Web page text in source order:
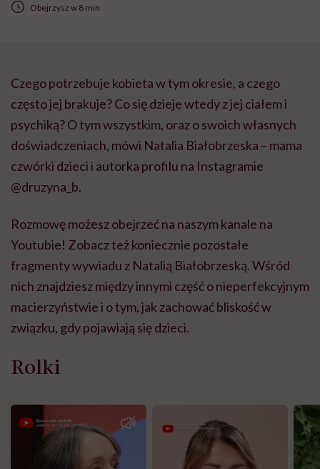
Obejrzysz w 8 min
Czego potrzebuje kobieta w tym okresie, a czego
często jej brakuje? Co się dzieje wtedy z jej ciałem i
psychiką? O tym wszystkim, oraz o swoich własnych
doświadczeniach, mówi Natalia Białobrzeska – mama
czwórki dzieci i autorka profilu na Instagramie
@druzyna_b.
Rozmowę możesz obejrzeć na naszym kanale na
Youtubie! Zobacz też koniecznie pozostałe
fragmenty wywiadu z Natalią Białobrzeską. Wśród
nich znajdziesz między innymi część o nieperfekcyjnym
macierzyństwie i o tym, jak zachować bliskość w
związku, gdy pojawiają się dzieci.
Rolki